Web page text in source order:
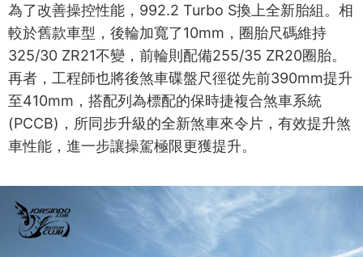
為了改善操控性能，992.2 Turbo S換上全新胎組。相
較於舊款車型，後輪加寬了10mm，圈胎尺碼維持
325/30 ZR21不變，前輪則配備255/35 ZR20圈胎。
再者，工程師也將後煞車碟盤尺徑從先前390mm提升
至410mm，搭配列為標配的保時捷複合煞車系統
(PCCB)，所同步升級的全新煞車來令片，有效提升煞
車性能，進一步讓操駕極限更獲提升。